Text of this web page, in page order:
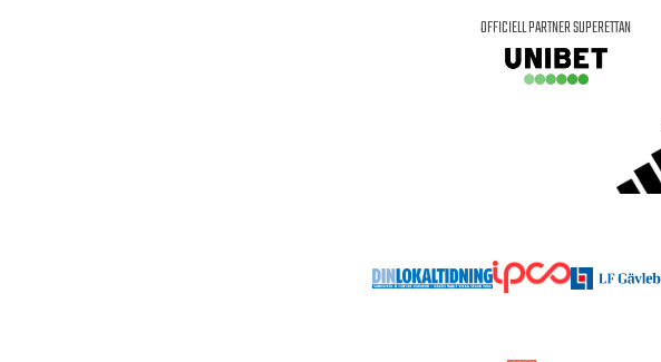
OFFICIELL PARTNER SUPERETTAN